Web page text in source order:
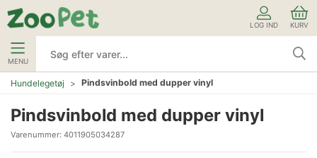
LOG IND KURV
MENU
Hundelegetøj Pindsvinbold med dupper vinyl
Pindsvinbold med dupper vinyl
Varenummer: 4011905034287